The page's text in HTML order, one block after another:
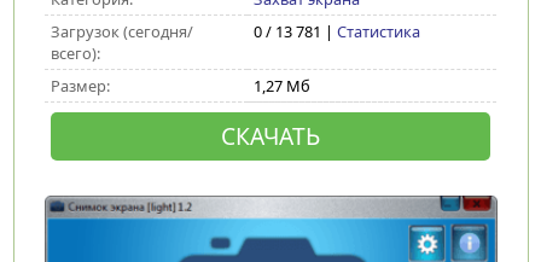
Загрузок (сегодня/
всего):
0 / 13 781 | Статистика
Размер: 1,27 Мб
СКАЧАТЬ